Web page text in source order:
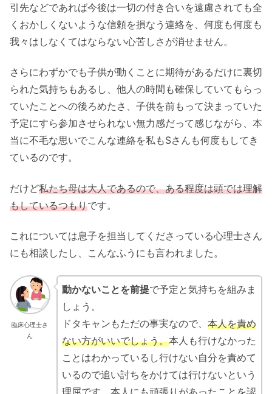
引先などであれば今後は一切の付き合いを遠慮されても全
くおかしくないような信頼を損なう連絡を、何度も何度も
我々はしなくてはならない心苦しさが消せません。
さらにわずかでも子供が動くことに期待があるだけに裏切
られた気持ちもあるし、他人の時間も確保していてもらっ
ていたことへの後ろめたさ、子供を前もって決まっていた
予定にすら参加させられない無力感だって感じながら、本
当に不毛な思いでこんな連絡を私もSさんも何度もしてき
ているのです。
だけど私たち母は大人であるので、ある程度は頭では理解
もしているつもりです。
これについては息子を担当してくださっている心理士さん
にも相談したし、こんなふうにも言われました。
臨床心理士さ
ん
動かないことを前提で予定と気持ちを組みま
しょう。
ドタキャンもただの事実なので、 本人を責め
ない方がいいでしょう。本人も行けなかった
ことはわかっているし行けない自分を責めて
いるので追い討ちをかけては行けないという
理屈です。本人にも頑張りがあったことを認